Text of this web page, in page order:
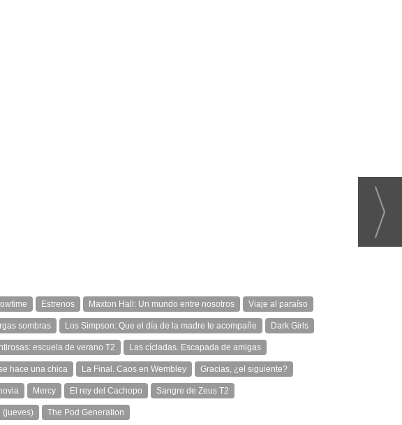
Estrenos Maxton Hall: Un mundo entre nosotros Viaje al paraíso
sombras Los Simpson: Que el día de la madre te acompañe Dark Girls
escuela de verano T2 Las cícladas. Escapada de amigas
hace una chica La Final. Caos en Wembley Gracias, ¿el siguiente?
Mercy El rey del Cachopo Sangre de Zeus T2
(jueves) The Pod Generation